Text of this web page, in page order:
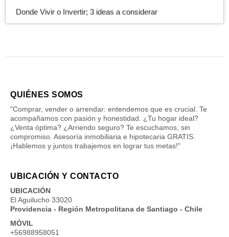
Donde Vivir o Invertir; 3 ideas a considerar
QUIÉNES SOMOS
"Comprar, vender o arrendar: entendemos que es crucial. Te
acompañamos con pasión y honestidad. ¿Tu hogar ideal?
¿Venta óptima? ¿Arriendo seguro? Te escuchamos, sin
compromiso. Asesoría inmobiliaria e hipotecaria GRATIS.
¡Hablemos y juntos trabajemos en lograr tus metas!"
UBICACIÓN Y CONTACTO
UBICACIÓN
El Aguilucho 33020
Providencia - Región Metropolitana de Santiago - Chile
MÓVIL
+56988958051